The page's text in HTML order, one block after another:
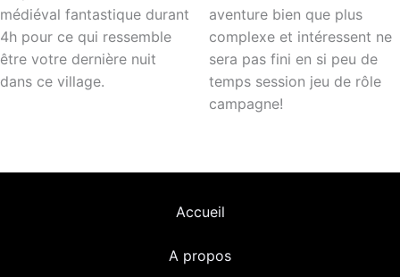
médiéval fantastique durant
4h pour ce qui ressemble
être votre dernière nuit
dans ce village.
aventure bien que plus
complexe et intéressent ne
sera pas fini en si peu de
temps session jeu de rôle
campagne!
Accueil
A propos